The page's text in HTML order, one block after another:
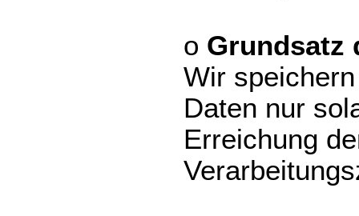
o Grundsatz
Wir
Daten nur
Erreichung